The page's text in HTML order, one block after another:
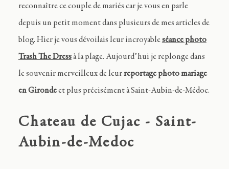
reconnaître ce couple de mariés car je vous en parle
depuis un petit moment dans plusieurs de mes articles de
blog. Hier je vous dévoilais leur incroyableséance photo
Trash The Dressà la plage. Aujourd’hui je replonge dans
le souvenir merveilleux de leurreportage photo mariage
en Girondeet plus précisément à Saint-Aubin-de-Médoc.
Chateau de Cujac - Saint-
Aubin-de-Medoc
Journal
Contact